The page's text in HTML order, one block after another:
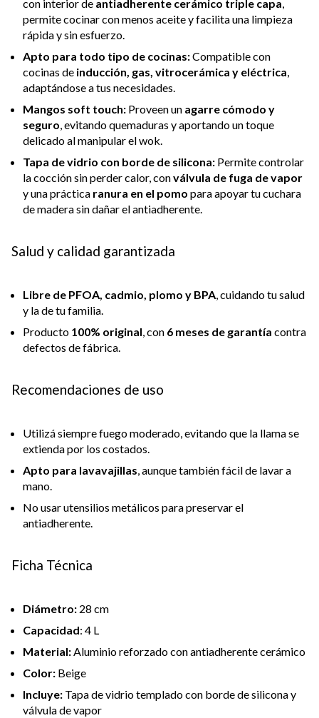
con interior de antiadherente cerámico triple capa,
permite cocinar con menos aceite y facilita una limpieza
rápida y sin esfuerzo.
Apto para todo tipo de cocinas:Compatible con
cocinas de inducción, gas, vitrocerámica y eléctrica,
adaptándose a tus necesidades.
Mangos soft touch: Proveen un agarre cómodo y
seguro, evitando quemaduras y aportando un toque
delicado al manipular el wok.
Tapa de vidrio con borde de silicona: Permite controlar
la cocción sin perder calor, conválvula de fuga de vapor
y una práctica ranura en el pomo para apoyar tu cuchara
de madera sin dañar el antiadherente.
Salud y calidad garantizada
Libre de PFOA, cadmio, plomo y BPA, cuidando tu salud
y la de tu familia.
Producto 100% original, con 6 meses de garantía contra
defectos de fábrica.
Recomendaciones de uso
Utilizá siempre fuego moderado, evitando que la llama se
extienda por los costados.
Apto para lavavajillas, aunque también fácil de lavar a
mano.
No usar utensilios metálicos para preservar el
antiadherente.
Ficha Técnica
Diámetro: 28 cm
Capacidad: 4 L
Material:Aluminio reforzado con antiadherente cerámico
Color: Beige
Incluye: Tapa de vidrio templado con borde de silicona y
válvula de vapor